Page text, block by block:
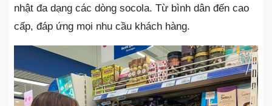
nhật đa dạng các dòng socola. Từ bình dân đến cao
cấp, đáp ứng mọi nhu cầu khách hàng.